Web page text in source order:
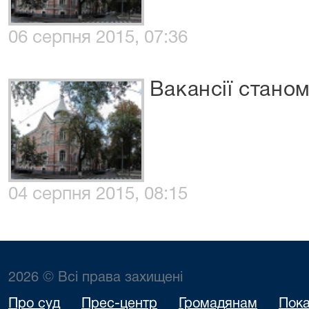
06 серпня 2015, 07:36
Вакансії
04 серпня 2015, 08:15
2026 © Всі права захищені
Про суд Прес-центр Громадянам